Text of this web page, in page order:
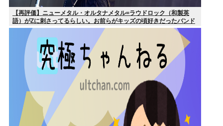
【再評価】ニューメタル・オルタナメタル=ラウドロック（和製英
語）がZに刺さってるらしい。お前らがキッズの頃好きだったバンド
は何？